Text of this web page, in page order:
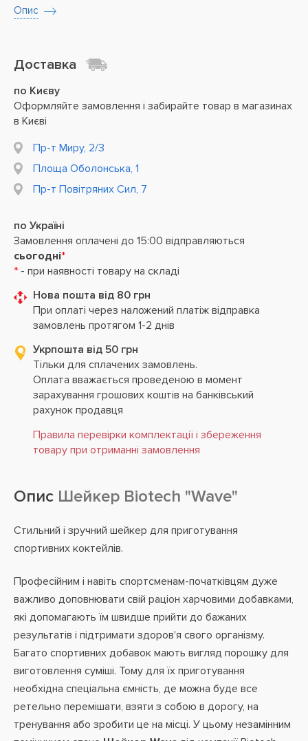
Опис
Доставка
по Києву
Оформляйте замовлення і забирайте товар в магазинах
в Києві
Пр-т Миру, 2/3
Площа Оболонська, 1
Пр-т Повітряних Сил, 7
по Україні
Замовлення оплачені до 15:00 відправляються
сьогодні*
* - при наявності товару на складі
Нова пошта від 80 грн
При оплаті через наложений платіж відправка
замовлень протягом 1-2 днів
Укрпошта від 50 грн
Тільки для сплачених замовлень.
Оплата вважається проведеною в момент
зарахування грошових коштів на банківський
рахунок продавця
Правила перевірки комплектації і збереження
товару при отриманні замовлення
Опис Шейкер Biotech "Wave"
Стильний і зручний шейкер для приготування
спортивних коктейлів.
Професійним і навіть спортсменам-початківцям дуже
важливо доповнювати свій раціон харчовими добавками,
які допомагають їм швидше прийти до бажаних
результатів і підтримати здоров'я свого організму.
Багато спортивних добавок мають вигляд порошку для
виготовлення суміші. Тому для їх приготування
необхідна спеціальна ємність, де можна буде все
ретельно перемішати, взяти з собою в дорогу, на
тренування або зробити це на місці. У цьому незамінним